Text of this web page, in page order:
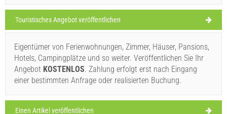
32°C
klarer Himmel
Escalero (Bar / Kneipe) Sumartin
Touristisches Angebot veröffentlichen
Eigentümer von Ferienwohnungen, Zimmer, Häuser, Pansions,
Hotels, Campingplätze und so weiter. Veröffentlichen Sie Ihr
Angebot KOSTENLOS. Zahlung erfolgt erst nach Eingang
einer bestimmten Anfrage oder realisierten Buchung.
Einen Artikel veröffentlichen